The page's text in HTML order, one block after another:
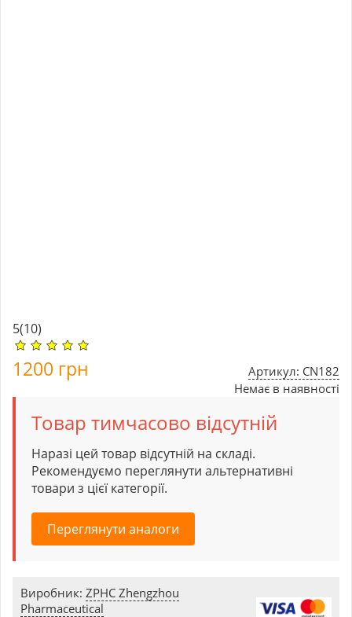
5(10)
Артикул: CN182
Немає в наявності
1200 грн
Товар тимчасово відсутній
Наразі цей товар відсутній на складі.
Рекомендуємо переглянути альтернативні
товари з цієї категорії.
Переглянути аналоги
Виробник: ZPHC Zhengzhou
Pharmaceutical